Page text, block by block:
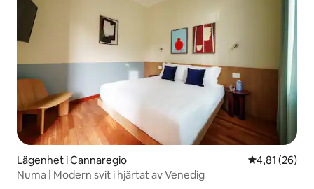
Lägenhet i Cannaregio 4,81 av 5 i
4,81 (26)
Numa | Modern svit i hjärtat av Venedig